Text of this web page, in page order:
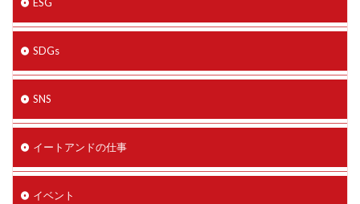
SDGs
SNS
イートアンドの仕事
イベント